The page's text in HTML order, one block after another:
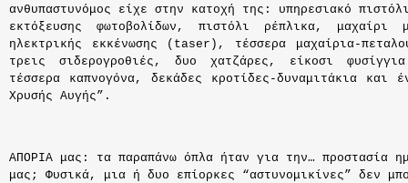
ανθυπαστυνόμος είχε στην κατοχή της: υπηρεσιακό
εκτόξευσης φωτοβολίδων, πιστόλι ρέπλικα, μαχαίρι
ηλεκτρικής εκκένωσης (taser), τέσσερα μαχαίρια-
τρεις σιδερογροθιές, δυο χατζάρες, είκοσι
τέσσερα καπνογόνα, δεκάδες κροτίδες-δυναμιτάκια και
Χρυσής Αυγής”.
ΑΠΟΡΙΑ μας: τα παραπάνω όπλα ήταν για την… προστασία
μας; Φυσικά, μια ή δυο επίορκες “αστυνομικίνες” δεν